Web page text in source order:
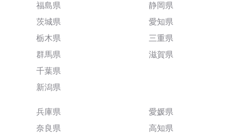
福島県
茨城県
栃木県
群馬県
千葉県
新潟県
静岡県
愛知県
三重県
滋賀県
兵庫県
奈良県
愛媛県
高知県